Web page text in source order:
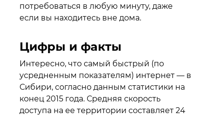
потребоваться в любую минуту, даже
если вы находитесь вне дома.
Цифры и факты
Интересно, что самый быстрый (по
усредненным показателям) интернет — в
Сибири, согласно данным статистики на
конец 2015 года. Средняя скорость
доступа на ее территории составляет 24